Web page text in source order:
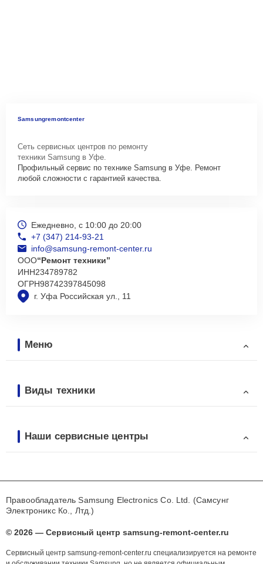
Samsungremontcenter
Сеть сервисных центров по ремонту
техники Samsung в Уфе.
Профильный сервис по технике Samsung в Уфе. Ремонт
любой сложности с гарантией качества.
г. Уфа Российская ул., 11
Ежедневно, с 10:00 до 20:00
+7 (347) 214-93-21
info@samsung-remont-center.ru
ООО“Ремонт техники”
ИНН234789782
ОГРН98742397845098
Меню
Виды техники
Наши сервисные центры
Правообладатель Samsung Electronics Co. Ltd. (Самсунг
Электроникс Ко., Лтд.)
© 2026 — Сервисный центр samsung-remont-center.ru
Сервисный центр samsung-remont-center.ru специализируется на ремонте